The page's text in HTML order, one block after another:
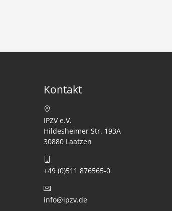
Kontakt
IPZV e.V.
Hildesheimer Str. 193A
30880 Laatzen
+49 (0)511 876565-0
info@ipzv.de